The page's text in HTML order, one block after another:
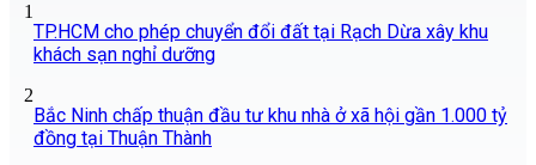
1
TP.HCM cho phép chuyển đổi đất tại Rạch Dừa xây khu
khách sạn nghỉ dưỡng
2
Bắc Ninh chấp thuận đầu tư khu nhà ở xã hội gần 1.000 tỷ
đồng tại Thuận Thành